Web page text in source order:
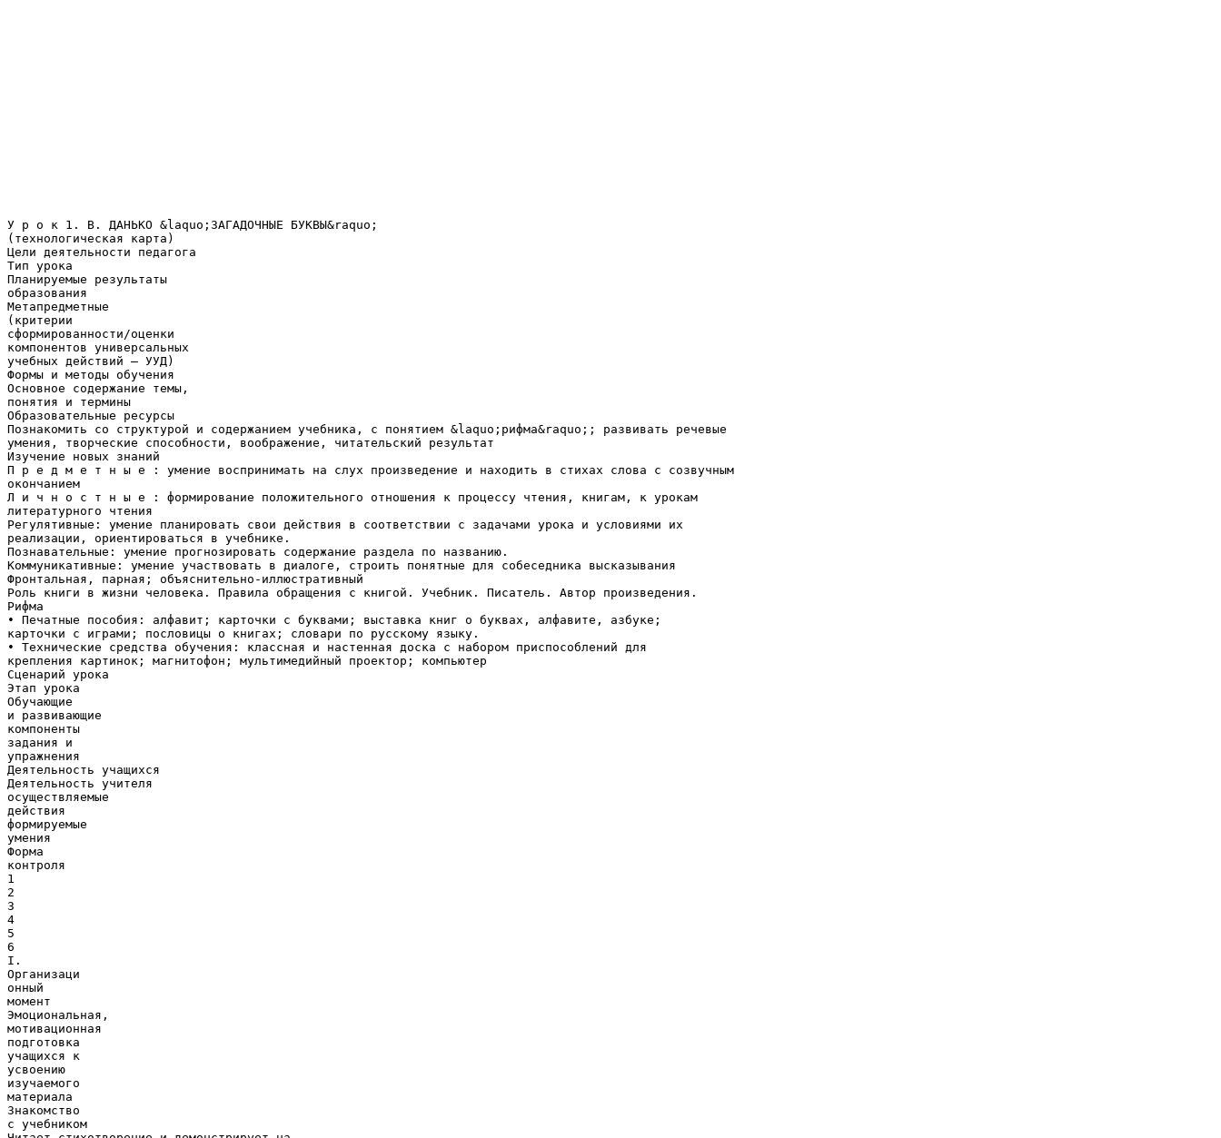
У р о к 1. В. ДАНЬКО &laquo;ЗАГАДОЧНЫЕ БУКВЫ&raquo;
(технологическая карта)
Цели деятельности педагога
Тип урока
Планируемые результаты
образования
Метапредметные
(критерии
сформированности/оценки
компонентов универсальных
учебных действий – УУД)
Формы и методы обучения
Основное содержание темы,
понятия и термины
Образовательные ресурсы
Познакомить со структурой и содержанием учебника, с понятием &laquo;рифма&raquo;; развивать речевые
умения, творческие способности, воображение, читательский результат
Изучение новых знаний
П р е д м е т н ы е : умение воспринимать на слух произведение и находить в стихах слова с созвучным
окончанием
Л и ч н о с т н ы е : формирование положительного отношения к процессу чтения, книгам, к урокам
литературного чтения
Регулятивные: умение планировать свои действия в соответствии с задачами урока и условиями их
реализации, ориентироваться в учебнике.
Познавательные: умение прогнозировать содержание раздела по названию.
Коммуникативные: умение участвовать в диалоге, строить понятные для собеседника высказывания
Фронтальная, парная; объяснительно-иллюстративный
Роль книги в жизни человека. Правила обращения с книгой. Учебник. Писатель. Автор произведения.
Рифма
• Печатные пособия: алфавит; карточки с буквами; выставка книг о буквах, алфавите, азбуке;
карточки с играми; пословицы о книгах; словари по русскому языку.
• Технические средства обучения: классная и настенная доска с набором приспособлений для
крепления картинок; магнитофон; мультимедийный проектор; компьютер
Сценарий урока
Этап урока
Обучающие
и развивающие
компоненты
задания и
упражнения
Деятельность учащихся
Деятельность учителя
осуществляемые
действия
формируемые
умения
Форма
контроля
1
2
3
4
5
6
I.
Организаци
онный
момент
Эмоциональная,
мотивационная
подготовка
учащихся к
усвоению
изучаемого
материала
Знакомство
с учебником